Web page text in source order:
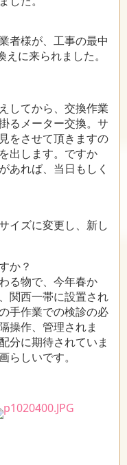
者様が、工事の最中
に来られました。
してから、交換作業
るメーター交換。サ
をさせて頂きますの
出します。ですか
あれば、当日もしく
イズに変更し、新し
か？
る物で、今年春か
関西一帯に設置され
手作業での検診の必
操作、管理されま
分に期待されていま
らしいです。